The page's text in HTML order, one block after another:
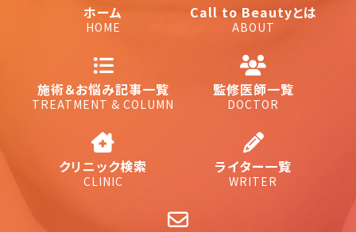
ホーム
HOME
Call to Beautyとは
ABOUT
施術＆お悩み記事一覧
TREATMENT & COLUMN
監修医師一覧
DOCTOR
クリニック検索
CLINIC
ライター一覧
WRITER